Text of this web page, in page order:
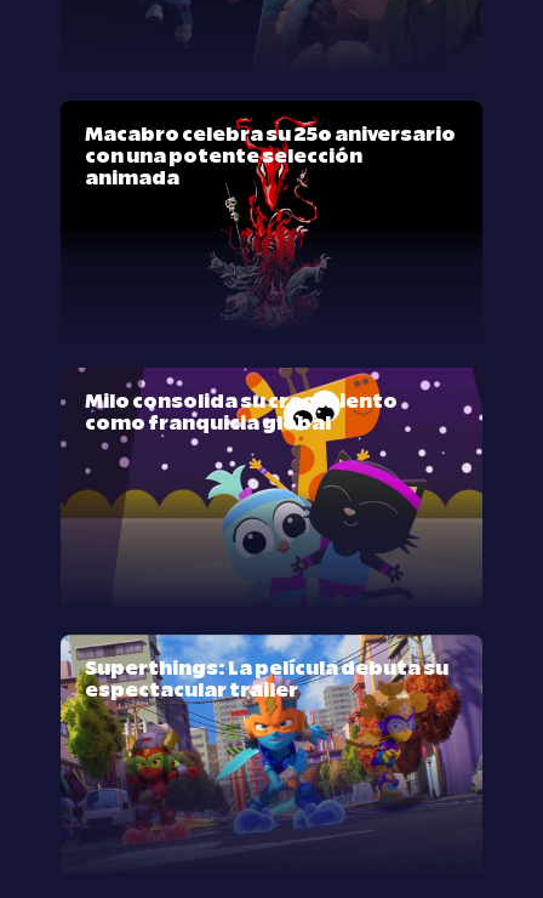
Macabro celebra su 25º aniversario
con una potente selección
animada
Milo consolida su crecimiento
como franquicia global
Superthings: La película debuta su
espectacular trailer